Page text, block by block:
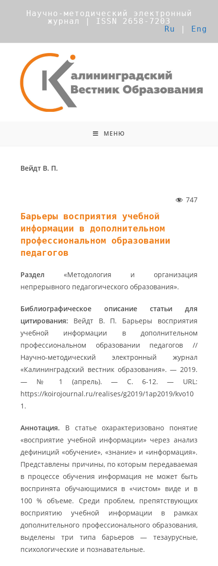
Научно-методический электронный
журнал | ISSN 2658-7203
Ru | Eng
МЕНЮ
Вейдт В. П.
747
Барьеры восприятия учебной
информации в дополнительном
профессиональном образовании
педагогов
Раздел «Методология и организация
непрерывного педагогического образования».
Библиографическое описание статьи для
цитирования: Вейдт В. П. Барьеры восприятия
учебной информации в дополнительном
профессиональном образовании педагогов //
Научно-методический электронный журнал
«Калининградский вестник образования». — 2019.
— № 1 (апрель). — С. 6-12. — URL:
https://koirojournal.ru/realises/g2019/1ap2019/kvo10
1.
Аннотация. В статье охарактеризовано понятие
«восприятие учебной информации» через анализ
дефиниций «обучение», «знание» и «информация».
Представлены причины, по которым передаваемая
в процессе обучения информация не может быть
воспринята обучающимися в «чистом» виде и в
100 % объеме. Среди проблем, препятствующих
восприятию учебной информации в рамках
дополнительного профессионального образования,
выделены три типа барьеров — тезаурусные,
психологические и познавательные.